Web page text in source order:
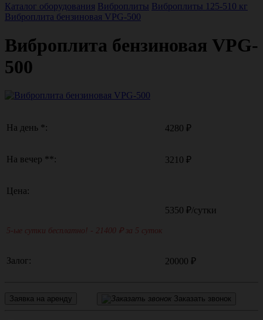
Каталог оборудования Виброплиты Виброплиты 125-510 кг
Виброплита бензиновая VPG-500
Виброплита бензиновая VPG-
500
На день *: 4280 ₽
На вечер **: 3210 ₽
Цена:
5-ые сутки бесплатно! - 21400 ₽ за 5 суток
5350 ₽/сутки
Залог: 20000 ₽
Заявка на аренду Заказать звонок